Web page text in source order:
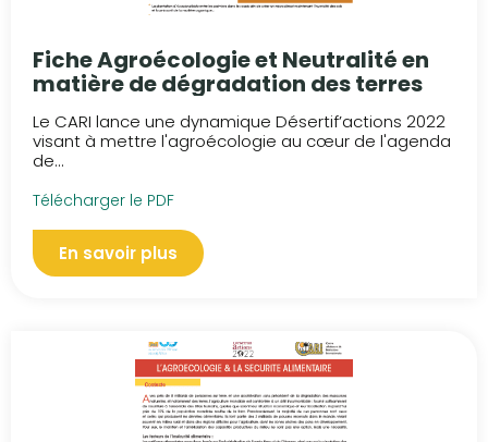
Fiche Agroécologie et Neutralité en
matière de dégradation des terres
Le CARI lance une dynamique Désertif’actions 2022
visant à mettre l'agroécologie au cœur de l'agenda
de...
Télécharger le PDF
En savoir plus